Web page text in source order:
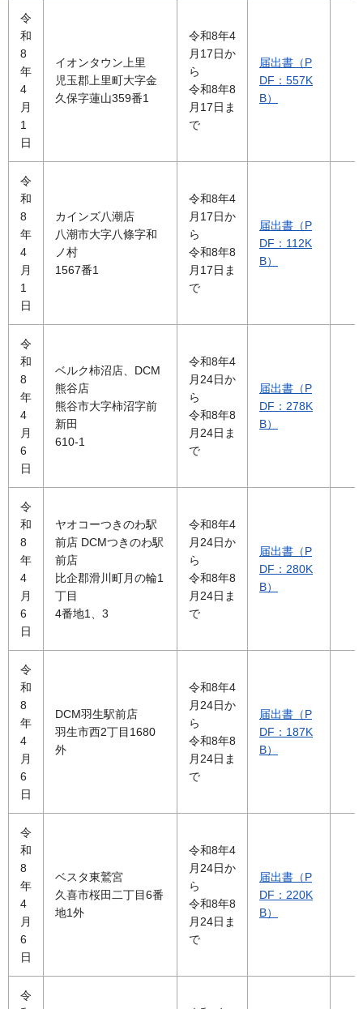
令
和
8
年
4
月
1
日
イオンタウン上里
児玉郡上里町大字金
久保字蓮山359番1
令和8年4
月17日か
ら
令和8年8
月17日ま
で
届出書（P
DF：557K
B）
令
和
8
年
4
月
1
日
カインズ八潮店
八潮市大字八條字和
ノ村
1567番1
令和8年4
月17日か
ら
令和8年8
月17日ま
で
届出書（P
DF：112K
B）
令
和
8
年
4
月
6
日
ベルク柿沼店、DCM
熊谷店
熊谷市大字柿沼字前
新田
610-1
令和8年4
月24日か
ら
令和8年8
月24日ま
で
届出書（P
DF：278K
B）
令
和
8
年
4
月
6
日
ヤオコーつきのわ駅
前店 DCMつきのわ駅
前店
比企郡滑川町月の輪1
丁目
4番地1、3
令和8年4
月24日か
ら
令和8年8
月24日ま
で
届出書（P
DF：280K
B）
令
和
8
年
4
月
6
日
DCM羽生駅前店
羽生市西2丁目1680
外
令和8年4
月24日か
ら
令和8年8
月24日ま
で
届出書（P
DF：187K
B）
令
和
8
年
4
月
6
日
ベスタ東鷲宮
久喜市桜田二丁目6番
地1外
令和8年4
月24日か
ら
令和8年8
月24日ま
で
届出書（P
DF：220K
B）
令